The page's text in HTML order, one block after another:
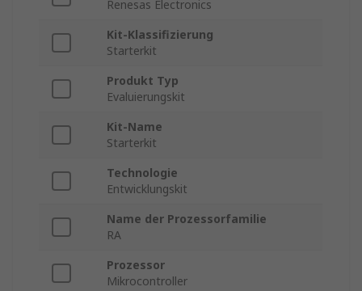
Renesas Electronics
Kit-Klassifizierung
Starterkit
Produkt Typ
Evaluierungskit
Kit-Name
Starterkit
Technologie
Entwicklungskit
Name der Prozessorfamilie
RA
Prozessor
Mikrocontroller